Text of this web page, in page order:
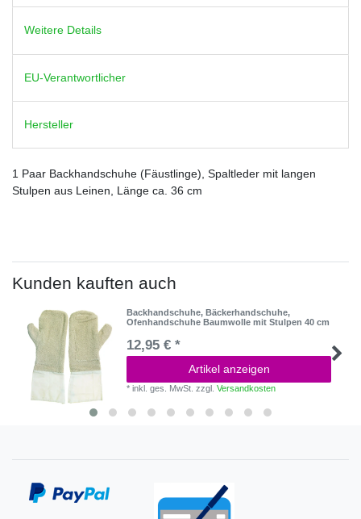
Weitere Details
EU-Verantwortlicher
Hersteller
1 Paar Backhandschuhe (Fäustlinge), Spaltleder mit langen
Stulpen aus Leinen, Länge ca. 36 cm
Kunden kauften auch
Backhandschuhe, Bäckerhandschuhe,
Ofenhandschuhe Baumwolle mit Stulpen 40 cm
12,95 € *
Artikel anzeigen
*inkl. ges. MwSt. zzgl.Versandkosten